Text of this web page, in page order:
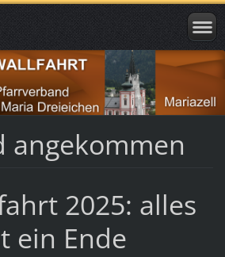
angekommen
2025: alles
ein Ende